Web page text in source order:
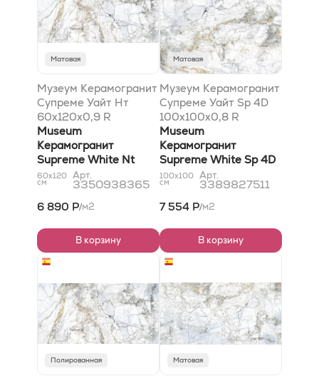
Матовая
Музеум Керамогранит
Супреме Уайт Нт
60x120x0,9 R
Матовый
Museum
Керамогранит
Supreme White Nt
60x120x0,9 R Natural
60x120
см
Арт.
3350938365
6 890 Р/м2
В корзину
Матовая
Музеум Керамогранит
Супреме Уайт Sp 4D
100x100x0,8 R
рельефный
Museum
Керамогранит
Supreme White Sp 4D
100x100x0,8 R Shaped
100x100
см
Арт.
3389827511
7 554 Р/м2
В корзину
Полированная Матовая